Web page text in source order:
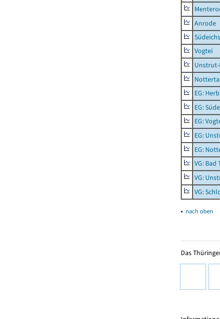
Anrode
Vogtei
EG:
EG:
EG:
EG:
EG:
VG: Bad
VG:
VG:
▴ nach oben
Das